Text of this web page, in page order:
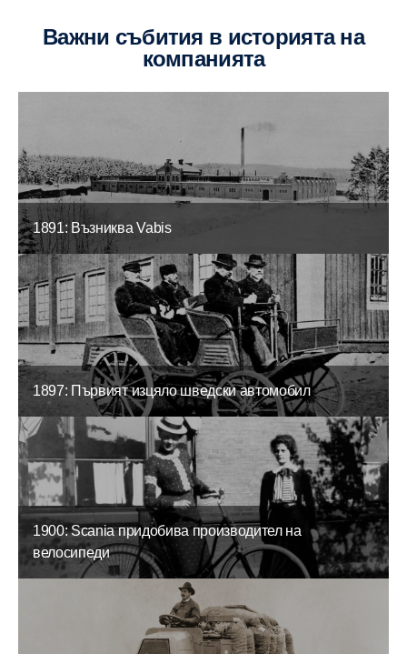
Важни събития в историята на
компанията
1891: Възниква Vabis
1897: Първият изцяло шведски автомобил
1900: Scania придобива производител на
велосипеди